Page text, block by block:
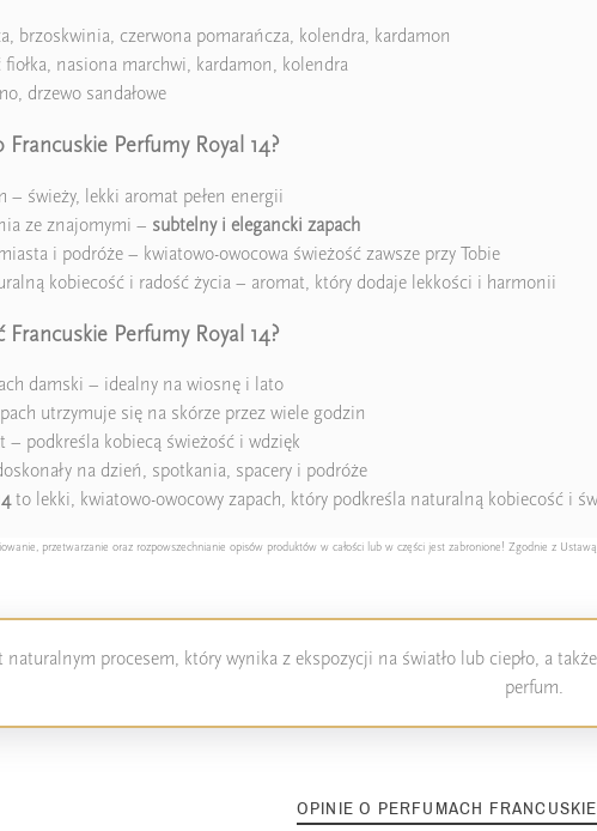
brzoskwinia, czerwona pomarańcza, kolendra, kardamon
nasiona marchwi, kardamon, kolendra
drzewo sandałowe
Perfumy Royal 14?
– świeży, lekki aromat pełen energii
ze znajomymi – subtelny i elegancki zapach
i podróże – kwiatowo-owocowa świeżość zawsze przy Tobie
kobiecość i radość życia – aromat, który dodaje lekkości i harmonii
Perfumy Royal 14?
damski – idealny na wiosnę i lato
utrzymuje się na skórze przez wiele godzin
– podkreśla kobiecą świeżość i wdzięk
na dzień, spotkania, spacery i podróże
to lekki, kwiatowo-owocowy zapach, który podkreśla naturalną kobiecość i
przetwarzanie oraz rozpowszechnianie opisów produktów w całości lub w części jest zabronione! Zgodnie z
procesem, który wynika z ekspozycji na światło lub ciepło, a
perfum.
OPINIE O PERFUMACH